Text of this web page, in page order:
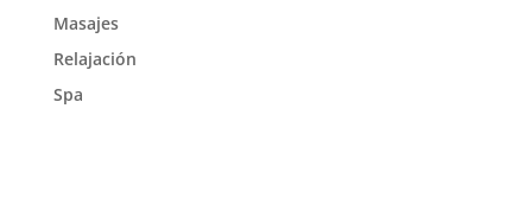
Masajes
Relajación
Spa